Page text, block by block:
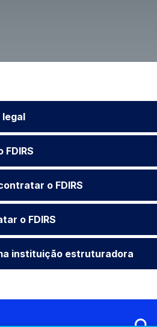
legal
FDIRS
o FDIRS
o FDIRS
instituição estruturadora